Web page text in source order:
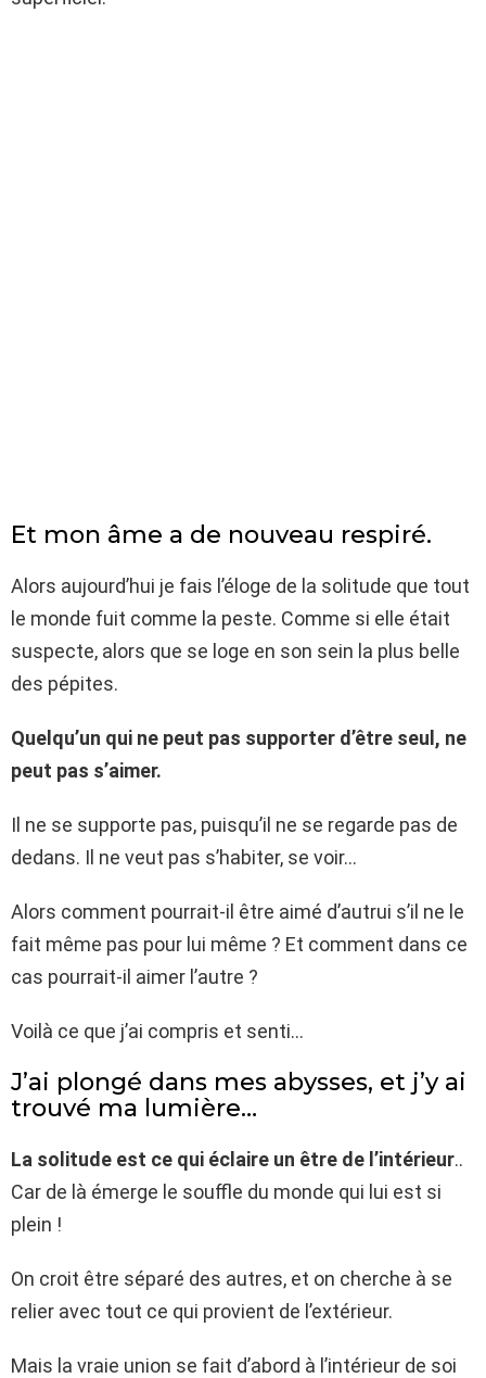
Et mon âme a de nouveau respiré.
Alors aujourd’hui je fais l’éloge de la solitude que tout
le monde fuit comme la peste. Comme si elle était
suspecte, alors que se loge en son sein la plus belle
des pépites.
Quelqu’un qui ne peut pas supporter d’être seul, ne
peut pas s’aimer.
Il ne se supporte pas, puisqu’il ne se regarde pas de
dedans. Il ne veut pas s’habiter, se voir…
Alors comment pourrait-il être aimé d’autrui s’il ne le
fait même pas pour lui même ? Et comment dans ce
cas pourrait-il aimer l’autre ?
Voilà ce que j’ai compris et senti…
J’ai plongé dans mes abysses, et j’y ai
trouvé ma lumière…
La solitude est ce qui éclaire un être de l’intérieur..
Car de là émerge le souffle du monde qui lui est si
plein !
On croit être séparé des autres, et on cherche à se
relier avec tout ce qui provient de l’extérieur.
Mais la vraie union se fait d’abord à l’intérieur de soi